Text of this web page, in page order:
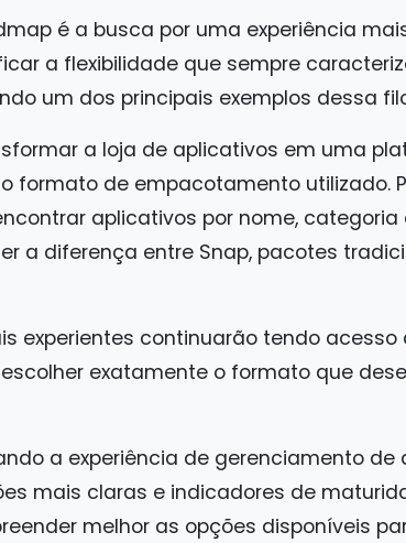
é a busca por uma experiência
a flexibilidade que sempre
um dos principais exemplos dessa
a loja de aplicativos em uma
formato de empacotamento utilizado.
aplicativos por nome, categoria
a diferença entre Snap, pacotes
experientes continuarão tendo acesso
exatamente o formato que
a experiência de gerenciamento de
mais claras e indicadores de
melhor as opções disponíveis